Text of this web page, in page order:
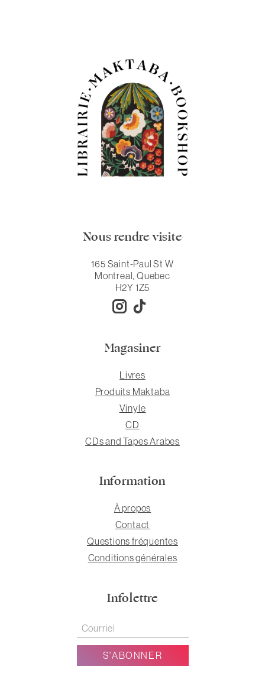
Nous rendre visite
165 Saint-Paul St W
Montreal, Quebec
H2Y 1Z5
Magasiner
Livres
Produits Maktaba
Vinyle
CD
CDs and Tapes Arabes
Information
À propos
Contact
Questions fréquentes
Conditions générales
Infolettre